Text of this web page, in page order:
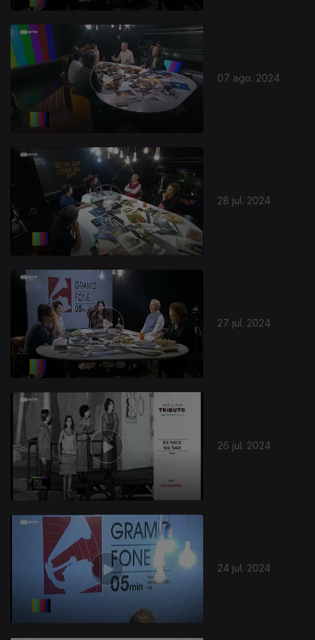
07 ago. 2024
28 jul. 2024
27 jul. 2024
26 jul. 2024
24 jul. 2024